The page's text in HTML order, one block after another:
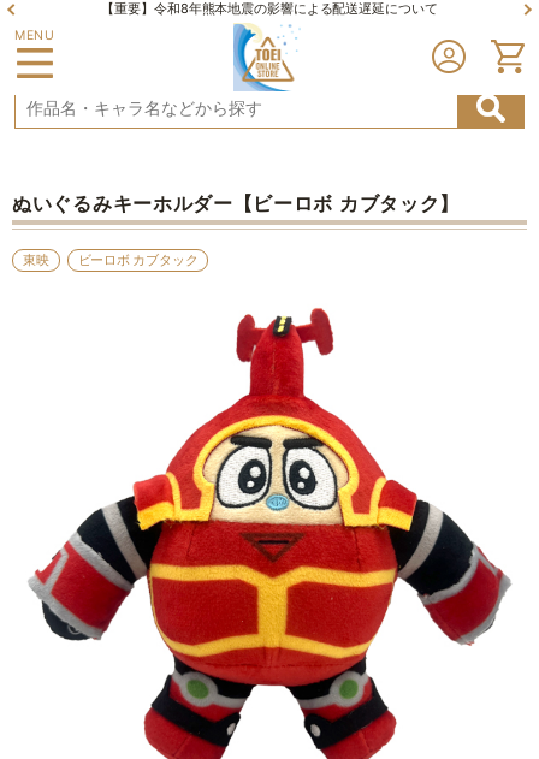
【重要】令和8年熊本地震の影響による配送遅延について
MENU
ぬいぐるみキーホルダー【ビーロボ カブタック】
東映 ビーロボ カブタック